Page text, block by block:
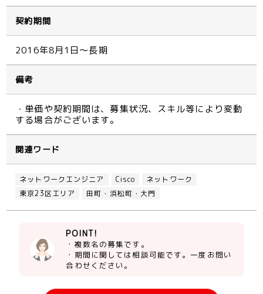
契約期間
2016年8月1日～長期
備考
・単価や契約期間は、募集状況、スキル等により変動
する場合がございます。
関連ワード
ネットワークエンジニア Cisco
ネットワーク
東京23区エリア
田町・浜松町・大門
POINT!
・複数名の募集です。
・期間に関しては相談可能です。一度お問い
合わせください。